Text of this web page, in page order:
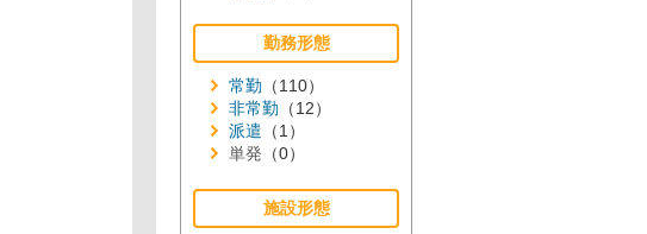
勤務形態
常勤 （110）
非常勤 （12）
派遣 （1）
単発 （0）
施設形態